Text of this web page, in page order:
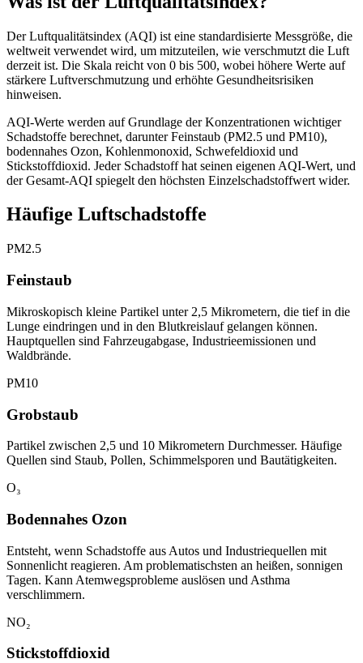
Der Luftqualitätsindex (AQI) ist eine standardisierte Messgröße, die
weltweit verwendet wird, um mitzuteilen, wie verschmutzt die Luft
derzeit ist. Die Skala reicht von 0 bis 500, wobei höhere Werte auf
stärkere Luftverschmutzung und erhöhte Gesundheitsrisiken
hinweisen.
AQI-Werte werden auf Grundlage der Konzentrationen wichtiger
Schadstoffe berechnet, darunter Feinstaub (PM2.5 und PM10),
bodennahes Ozon, Kohlenmonoxid, Schwefeldioxid und
Stickstoffdioxid. Jeder Schadstoff hat seinen eigenen AQI-Wert, und
der Gesamt-AQI spiegelt den höchsten Einzelschadstoffwert wider.
Häufige Luftschadstoffe
PM2.5
Feinstaub
Mikroskopisch kleine Partikel unter 2,5 Mikrometern, die tief in die
Lunge eindringen und in den Blutkreislauf gelangen können.
Hauptquellen sind Fahrzeugabgase, Industrieemissionen und
Waldbrände.
PM10
Grobstaub
Partikel zwischen 2,5 und 10 Mikrometern Durchmesser. Häufige
Quellen sind Staub, Pollen, Schimmelsporen und Bautätigkeiten.
O₃
Bodennahes Ozon
Entsteht, wenn Schadstoffe aus Autos und Industriequellen mit
Sonnenlicht reagieren. Am problematischsten an heißen, sonnigen
Tagen. Kann Atemwegsprobleme auslösen und Asthma
verschlimmern.
NO₂
Stickstoffdioxid